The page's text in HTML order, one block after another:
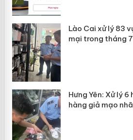
Lào Cai xử lý 83
mại trong tháng 7
Hưng Yên: Xử lý
hàng giả mạo